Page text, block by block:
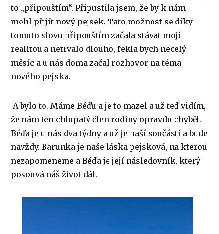
to „připouštím“. Připustila jsem, že by k nám
mohl přijít nový pejsek. Tato možnost se díky
tomuto slovu připouštím začala stávat mojí
realitou a netrvalo dlouho, řekla bych necelý
měsíc a u nás doma začal rozhovor na téma
nového pejska.
A bylo to. Máme Béďu a je to mazel a už teď vidím,
že nám ten chlupatý člen rodiny opravdu chyběl.
Béďa je u nás dva týdny a už je naší součástí a bude
navždy. Barunka je naše láska pejsková, na kterou
nezapomeneme a Béďa je její následovník, který
posouvá náš život dál.